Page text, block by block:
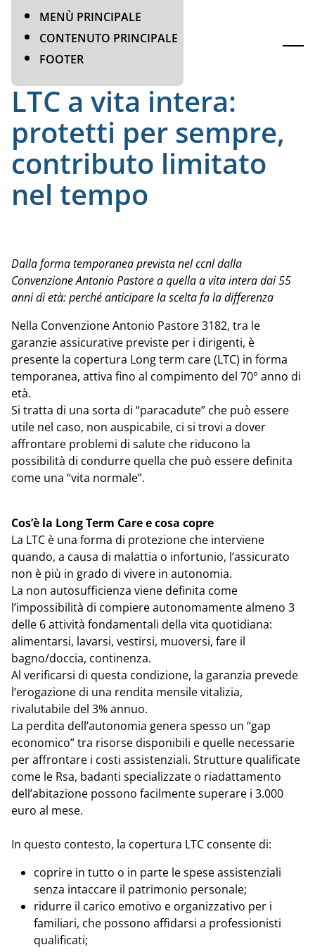
MENÙ PRINCIPALE
CONTENUTO PRINCIPALE
FOOTER
AREA RISERVATA
Home News LTC a vita intera: protetti…
LTC a vita intera:
protetti per sempre,
contributo limitato
nel tempo
Dalla forma temporanea prevista nel ccnl dalla
Convenzione Antonio Pastore a quella a vita intera dai 55
anni di età: perché anticipare la scelta fa la differenza
Nella Convenzione Antonio Pastore 3182, tra le
garanzie assicurative previste per i dirigenti, è
presente la copertura Long term care (LTC) in forma
temporanea, attiva fino al compimento del 70° anno di
età.
Si tratta di una sorta di “paracadute” che può essere
utile nel caso, non auspicabile, ci si trovi a dover
affrontare problemi di salute che riducono la
possibilità di condurre quella che può essere definita
come una “vita normale”.
Cos’è la Long Term Care e cosa copre
La LTC è una forma di protezione che interviene
quando, a causa di malattia o infortunio, l’assicurato
non è più in grado di vivere in autonomia.
La non autosufficienza viene definita come
l’impossibilità di compiere autonomamente almeno 3
delle 6 attività fondamentali della vita quotidiana:
alimentarsi, lavarsi, vestirsi, muoversi, fare il
bagno/doccia, continenza.
Al verificarsi di questa condizione, la garanzia prevede
l’erogazione di una rendita mensile vitalizia,
rivalutabile del 3% annuo.
La perdita dell’autonomia genera spesso un “gap
economico” tra risorse disponibili e quelle necessarie
per affrontare i costi assistenziali. Strutture qualificate
come le Rsa, badanti specializzate o riadattamento
dell’abitazione possono facilmente superare i 3.000
euro al mese.
In questo contesto, la copertura LTC consente di:
coprire in tutto o in parte le spese assistenziali
senza intaccare il patrimonio personale;
ridurre il carico emotivo e organizzativo per i
familiari, che possono affidarsi a professionisti
qualificati;